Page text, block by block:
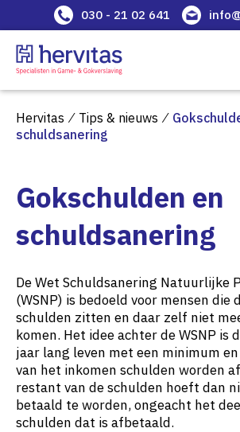
030 - 21 02 641
Hervitas ⁄ Tips & nieuws ⁄
schuldsanering
Gokschulden en
schuldsanering
De Wet Schuldsanering Natuurlijke
(WSNP) is bedoeld voor mensen die
schulden zitten en daar zelf niet
komen. Het idee achter de WSNP is
jaar lang leven met een minimum
van het inkomen schulden worden
restant van de schulden hoeft dan
betaald te worden, ongeacht het
schulden dat is afbetaald.